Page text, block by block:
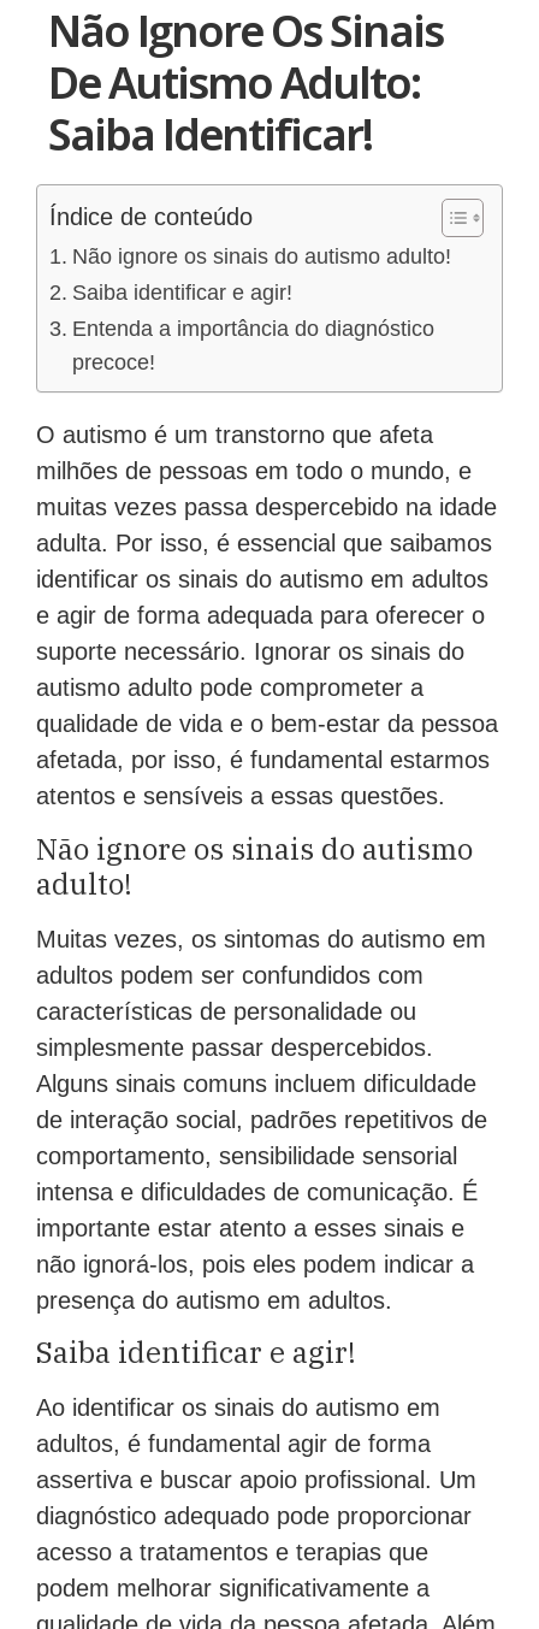
Não Ignore Os Sinais
De Autismo Adulto:
Saiba Identificar!
Índice de conteúdo
Não ignore os sinais do autismo adulto!
Saiba identificar e agir!
Entenda a importância do diagnóstico
precoce!
O autismo é um transtorno que afeta
milhões de pessoas em todo o mundo, e
muitas vezes passa despercebido na idade
adulta. Por isso, é essencial que saibamos
identificar os sinais do autismo em adultos
e agir de forma adequada para oferecer o
suporte necessário. Ignorar os sinais do
autismo adulto pode comprometer a
qualidade de vida e o bem-estar da pessoa
afetada, por isso, é fundamental estarmos
atentos e sensíveis a essas questões.
Não ignore os sinais do autismo
adulto!
Muitas vezes, os sintomas do autismo em
adultos podem ser confundidos com
características de personalidade ou
simplesmente passar despercebidos.
Alguns sinais comuns incluem dificuldade
de interação social, padrões repetitivos de
comportamento, sensibilidade sensorial
intensa e dificuldades de comunicação. É
importante estar atento a esses sinais e
não ignorá-los, pois eles podem indicar a
presença do autismo em adultos.
Saiba identificar e agir!
Ao identificar os sinais do autismo em
adultos, é fundamental agir de forma
assertiva e buscar apoio profissional. Um
diagnóstico adequado pode proporcionar
acesso a tratamentos e terapias que
podem melhorar significativamente a